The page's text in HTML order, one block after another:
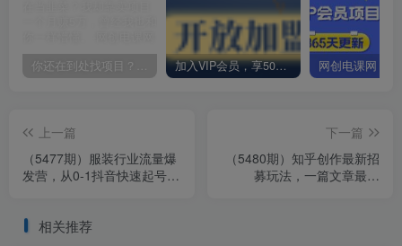
加入VIP会员，享50%的推广提成，免费学习多种网上创业课程，菜鸟秒变大神！
上一篇
（5477期）服装行业流量爆
发营，从0-1抖音快速起号/
下一篇
（5480期）知乎创作最新招
募玩法，一篇文章最高
相关推荐